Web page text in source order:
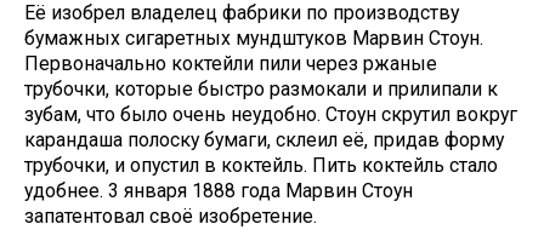
Её изобрел владелец фабрики по производству
бумажных сигаретных мундштуков Марвин Стоун.
Первоначально коктейли пили через ржаные
трубочки, которые быстро размокали и прилипали к
зубам, что было очень неудобно. Стоун скрутил вокруг
карандаша полоску бумаги, склеил её, придав форму
трубочки, и опустил в коктейль. Пить коктейль стало
удобнее. 3 января 1888 года Марвин Стоун
запатентовал своё изобретение.